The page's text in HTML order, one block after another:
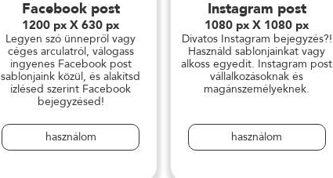
Facebook post
1200 px X 630 px
Legyen szó ünnepről vagy
céges arculatról, válogass
ingyenes Facebook post
sablonjaink közül, és alakítsd
ízlésed szerint Facebook
bejegyzésed!
használom
Instagram post
1080 px X 1080 px
Divatos Instagram bejegyzés?!
Használd sablonjainkat vagy
alkoss egyedit. Instagram post
vállalkozásoknak és
magánszemélyeknek.
használom